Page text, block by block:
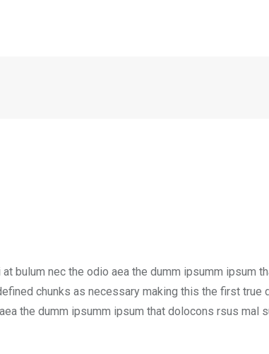
bulum nec the odio aea the dumm ipsumm ipsum
chunks as necessary making this the first true
the dumm ipsumm ipsum that dolocons rsus mal